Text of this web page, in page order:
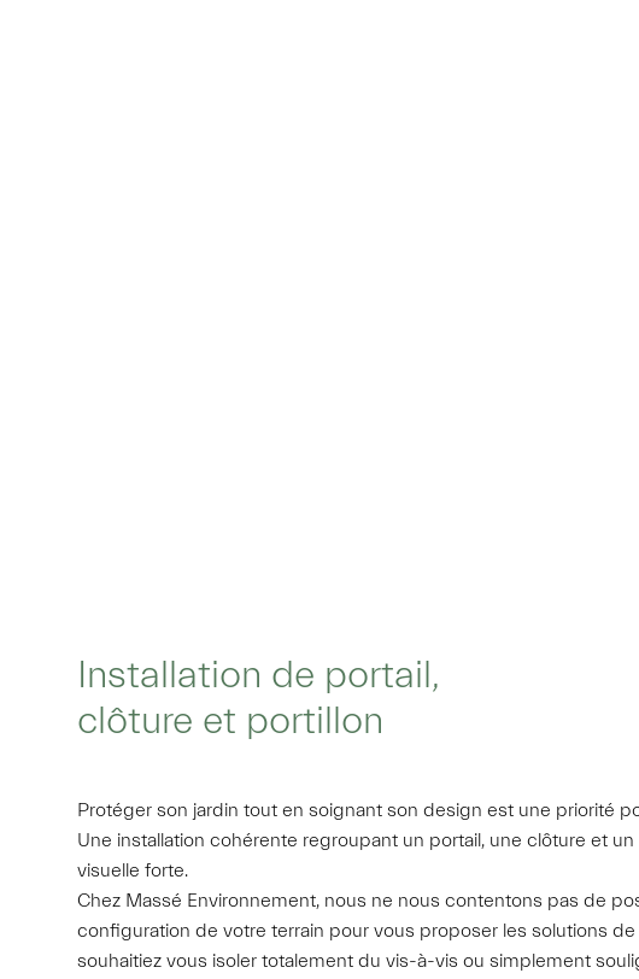
Installation de portail,
clôture et portillon
Protéger son jardin tout en soignant son design est une priorité
Une installation cohérente regroupant un portail, une clôture et
visuelle forte.
Chez Massé Environnement, nous ne nous contentons pas de
configuration de votre terrain pour vous proposer les solutions
souhaitiez vous isoler totalement du vis-à-vis ou simplement